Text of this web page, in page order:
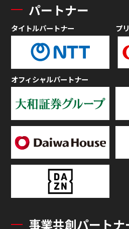
パートナー
タイトルパートナー プ
オフィシャルパートナー
事業共創パートナ